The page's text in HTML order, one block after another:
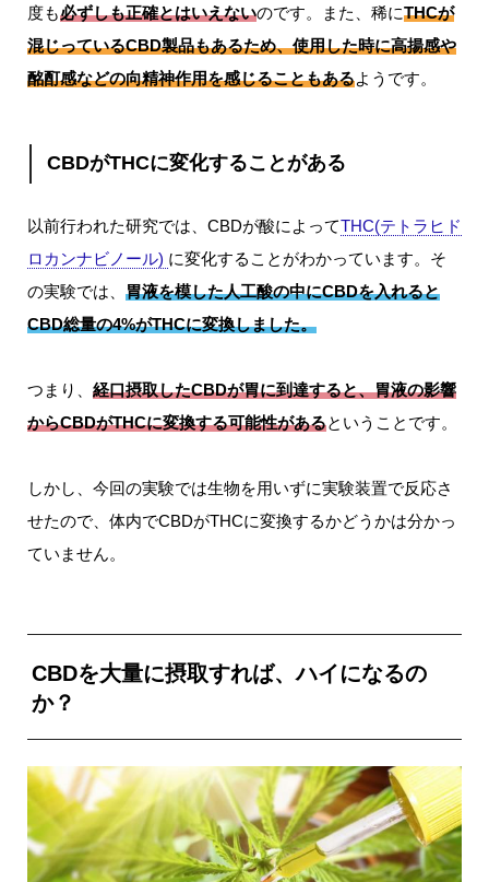
度も必ずしも正確とはいえないのです。また、稀にTHCが
混じっているCBD製品もあるため、使用した時に高揚感や
酩酊感などの向精神作用を感じることもあるようです。
CBDがTHCに変化することがある
以前行われた研究では、CBDが酸によってTHC(テトラヒド
ロカンナビノール) に変化することがわかっています。そ
の実験では、 胃液を模した人工酸の中にCBDを入れると
CBD総量の4%がTHCに変換しました。
つまり、 経口摂取したCBDが胃に到達すると、胃液の影響
からCBDがTHCに変換する可能性があるということです。
しかし、今回の実験では生物を用いずに実験装置で反応さ
せたので、体内でCBDがTHCに変換するかどうかは分かっ
ていません。
CBDを大量に摂取すれば、ハイになるの
か？